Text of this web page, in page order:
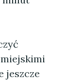
jeszcze